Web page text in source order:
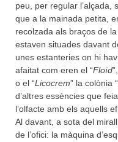
peu, per regular l’alçada,
que a la mainada petita,
recolzada als braços de
estaven situades davant
unes estanteries on hi
afaitat com eren el “Floïd
o el “Licocrem” la colònia “
d’altres essències que
l’olfacte amb els aquells
Al davant, a sota del
de l’ofici: la màquina